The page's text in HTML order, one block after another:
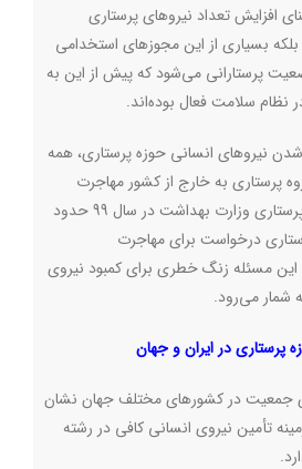
افزایش تعداد نیروهای پرستاری
بسیاری از این مجوزهای استخدامی
پرستارانی می‌شود که پیش از این به
نظام سلامت فعال بوده‌اند.
نیروهای انسانی حوزه پرستاری، همه
پرستاری به خارج از کشور مهاجرت
می‌کنند. بنابر اعلام معاون پرستاری وزارت بهداشت در سال 99 حدود
پرستاری درخواست برای مهاجرت
این مسئله زنگ خطری برای کمبود نیروی
شمار می‌رود.
در ایران و جهان
جمعیت در کشورهای مختلف جهان نشان
تأمین نیروی انسانی کافی در رشته
.